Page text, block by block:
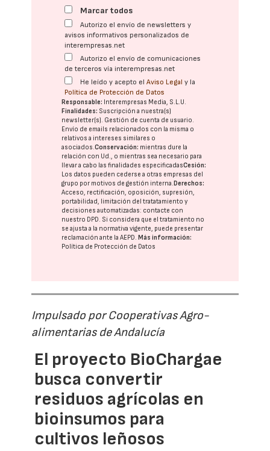
Marcar todos
Autorizo el envío de newsletters y
avisos informativos personalizados de
interempresas.net
Autorizo el envío de comunicaciones
de terceros vía interempresas.net
He leído y acepto elAviso Legal y la
Política de Protección de Datos
Responsable: Interempresas Media, S.L.U.
Finalidades: Suscripción a nuestra(s)
newsletter(s). Gestión de cuenta de usuario.
Envío de emails relacionados con la misma o
relativos a intereses similares o
asociados.Conservación: mientras dure la
relación con Ud., o mientras sea necesario para
llevar a cabo las finalidades especificadasCesión:
Los datos pueden cederse a otras empresas del
grupo por motivos de gestión interna. Derechos:
Acceso, rectificación, oposición, supresión,
portabilidad, limitación del tratatamiento y
decisiones automatizadas: contacte con
nuestro DPD. Si considera que el tratamiento no
se ajusta a la normativa vigente, puede presentar
reclamación ante laAEPD. Más información:
Política de Protección de Datos
Impulsado por Cooperativas Agro-
alimentarias de Andalucía
El proyecto BioChargae
busca convertir
residuos agrícolas en
bioinsumos para
cultivos leñosos